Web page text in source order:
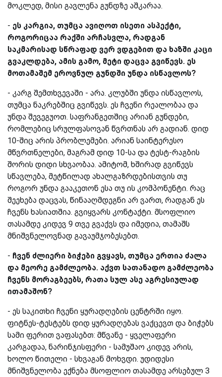
მოკლედ, მისი გავლენა გუნდზე აშკარაა.
- ეს კარგია, თუმცა ავიღოთ ისეთი ასპექტი,
როგორიცაა რაქში არჩასვლა, რადგან
საკმარისად სწრაფად ვერ ვდგებით და ხაზში კაცი
გვაკლდება, ამის გამო, მეტი დაცვა გვიწევს. ეს
მოთამაშემ ეროვნულ გუნდში უნდა ისწავლოს?
- კარგ შემთხვევაში - არა. კლუბში უნდა ისწავლოს,
თუმცა ნაკრებშიც გვიწევს. ეს ჩვენი რეალობაა და
უნდა შევეგუოთ. საფრანგეთშიც არიან გუნდები,
რომლებიც სრულფასოვან წვრთნას არ გადიან. დიდ
10-შიც არის პრობლემები. არიან საინტერესო
მწვრთნელები, მაგრამ დიდ 10-სა და ტესტ-რაგბის
შორის დიდი სხვაობაა. ამიტომ, ხშირად გვიწევს
სწავლება, მეტწილად ახალგაზრდებისთვის თუ
როგორ უნდა გააკეთონ ესა თუ ის კომპონენტი. რაც
შეეხება დაცვას, წინააღმდეგნი არ ვართ, რადგან ეს
ჩვენს ხასიათშია. გვიყვარს კონტაქტი. მსოფლიო
თასამდე კიდევ 9 თვე გვაქვს და იმედია, თამაშს
მნიშვნელოვნად გავაუმჯობესებთ.
- ჩვენ ძლიერი ბიჭები გვყავს, თუმცა ერთია ძალა
და მეორე გამძლეობა. აქვთ სათანადო გამძლეობა
ჩვენს მორაგბეებს, რათა სულ ასე აგრესიულად
ითამაშონ?
- ეს საკითხი ჩვენი ყურადღების ცენტრში იყო.
ფიტნეს-ტესტებს დიდ ყურადღებას ვაქცევთ და ბიჭებს
სამი ფერით ვაფასებთ: მწვანე - ყველაფერი
კარგადაა, ნარინჯისფერი - სამუშაო კიდევ არის,
ხოლო წითელი - სხვაგან მოხვდი. უდიდესი
მნიშვნელობა ექნება მსოფლიო თასამდე არსებულ 3